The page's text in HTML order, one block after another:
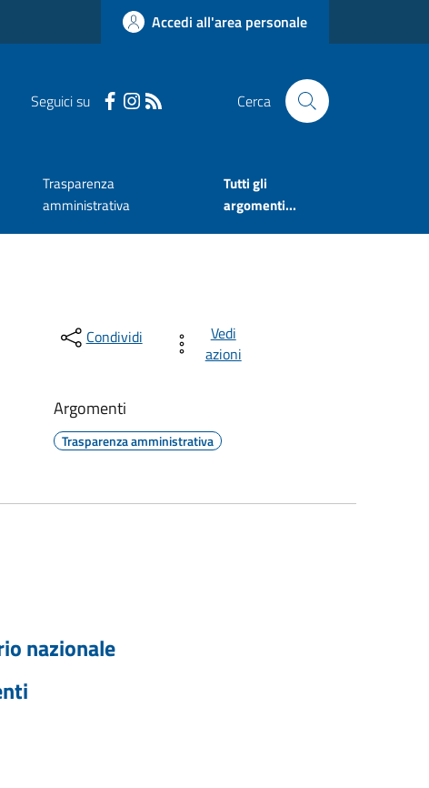
Accedi all'area personale
Seguici su Cerca
Trasparenza
amministrativa
Tutti gli
argomenti...
Condividi
Vedi
azioni
Argomenti
Trasparenza amministrativa
nazionale